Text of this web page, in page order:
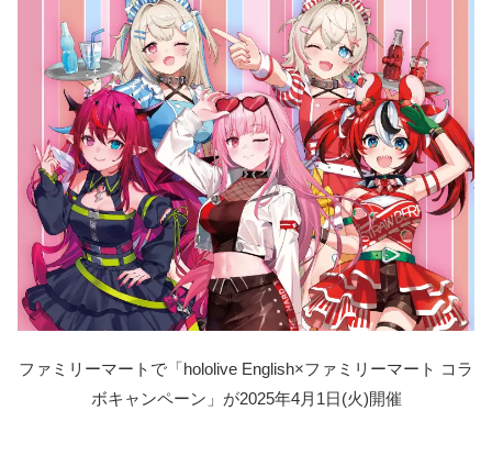
ファミリーマートで「hololive English×ファミリーマート コラ
ボキャンペーン」が2025年4月1日(火)開催